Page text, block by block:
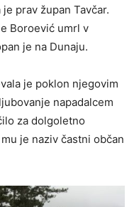
prav župan Tavčar.
Boroević umrl v
je na Dunaju.
je poklon njegovim
napadalcem
za dolgoletno
je naziv častni občan